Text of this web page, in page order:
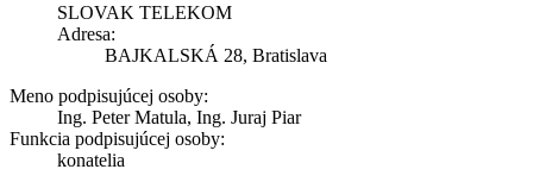
SLOVAK TELEKOM
Adresa:
BAJKALSKÁ 28, Bratislava
Meno podpisujúcej osoby:
Ing. Peter Matula, Ing. Juraj Piar
Funkcia podpisujúcej osoby:
konatelia